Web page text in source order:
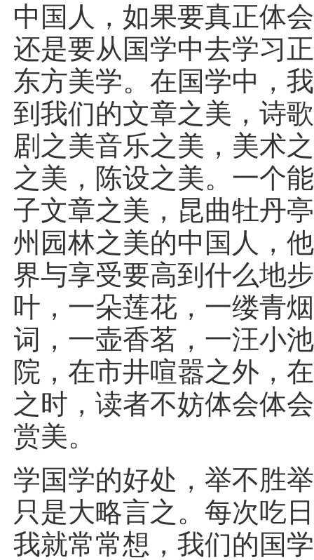
中国人，如果要真正体
还是要从国学中去学习
东方美学。在国学中，
到我们的文章之美，诗
剧之美音乐之美，美术
之美，陈设之美。一个
子文章之美，昆曲牡丹
州园林之美的中国人，
界与享受要高到什么地
叶，一朵莲花，一缕青
词，一壶香茗，一汪小
院，在市井喧嚣之外，
之时，读者不妨体会体
赏美。
学国学的好处，举不胜
只是大略言之。每次吃
我就常常想，我们的国